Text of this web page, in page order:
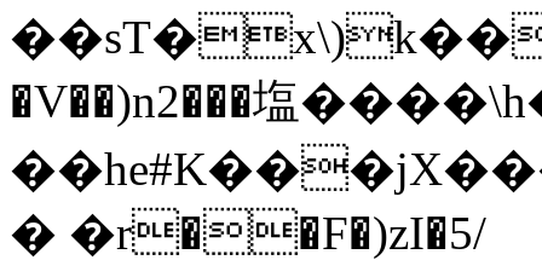
�V��)n2���塩
� �r��F�)zI�5/